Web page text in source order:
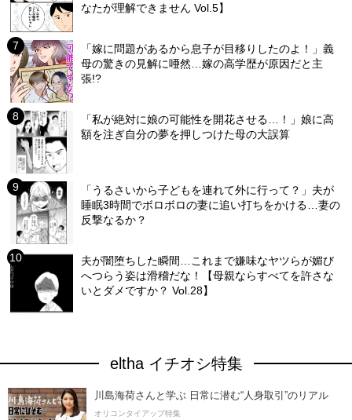
なたが理解できません Vol.5】
「嫁に問題があるから息子が目移りしたのよ！」義
母の驚きの見解に唖然…嫁の高学歴が原因だと主
張!?
「私が絶対に娘の可能性を開花させる…！」娘に高
額を注ぎ自分の夢を押しつけた母の大誤算
「うるさいから子どもを連れて外に行って？」夫が
睡眠3時間でボロボロの妻に追い打ちをかける…妻の
反撃なるか？
夫が闇堕ちした瞬間…これまで嫌味なヤツらが媚び
へつらう姿は滑稽だな！【母親ならすべてを許さな
いとダメですか？ Vol.28】
eltha イチオシ特集
川島海荷さんと学ぶ 日常に潜む“人身取引”のリアル
オリコンタイアップ特集